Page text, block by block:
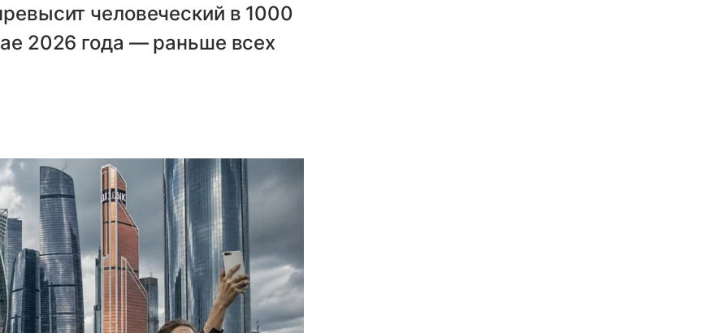
человеческий в 1000
2026 года — раньше всех